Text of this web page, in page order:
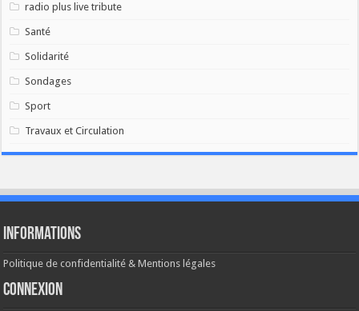
radio plus live tribute
Santé
Solidarité
Sondages
Sport
Travaux et Circulation
Informations
Politique de confidentialité & Mentions légales
Connexion